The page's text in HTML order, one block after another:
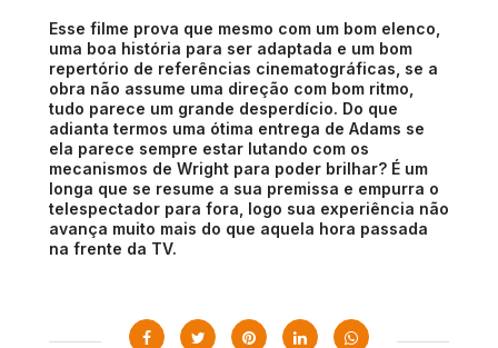
Esse filme prova que mesmo com um bom elenco,
uma boa história para ser adaptada e um bom
repertório de referências cinematográficas, se a
obra não assume uma direção com bom ritmo,
tudo parece um grande desperdício. Do que
adianta termos uma ótima entrega de Adams se
ela parece sempre estar lutando com os
mecanismos de Wright para poder brilhar? É um
longa que se resume a sua premissa e empurra o
telespectador para fora, logo sua experiência não
avança muito mais do que aquela hora passada
na frente da TV.